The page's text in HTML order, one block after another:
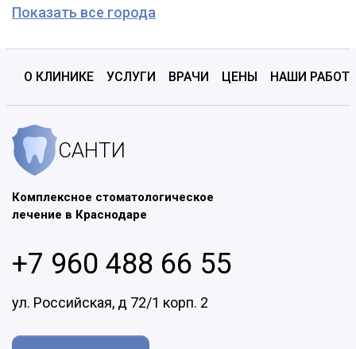
Показать все города
О КЛИНИКЕ УСЛУГИ ВРАЧИ ЦЕНЫ НАШИ
САНТИ
Комплексное стоматологическое
лечение в Краснодаре
+7 960 488 66 55
ул. Российская, д 72/1 корп. 2